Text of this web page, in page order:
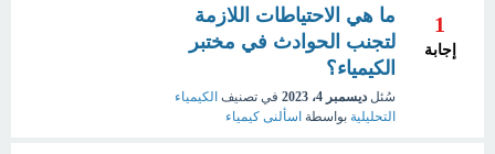
1
إجابة
ما هي الاحتياطات اللازمة
لتجنب الحوادث في مختبر
الكيمياء؟
سُئل ديسمبر 4، 2023 في تصنيف الكيمياء
التحليلية بواسطة اسألنى كيمياء